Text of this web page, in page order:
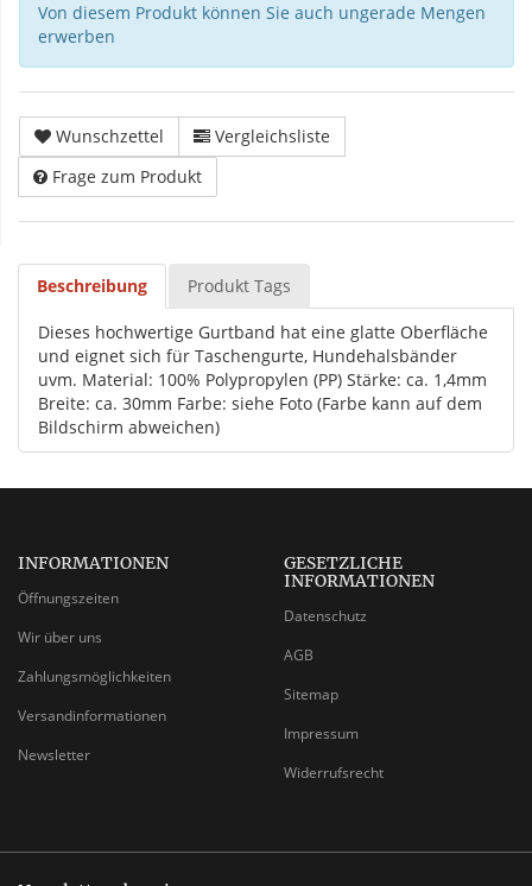
Von diesem Produkt können Sie auch ungerade Mengen
erwerben
Wunschzettel
Vergleichsliste
Frage zum Produkt
Beschreibung Produkt Tags
Dieses hochwertige Gurtband hat eine glatte Oberfläche
und eignet sich für Taschengurte, Hundehalsbänder
uvm. Material: 100% Polypropylen (PP) Stärke: ca. 1,4mm
Breite: ca. 30mm Farbe: siehe Foto (Farbe kann auf dem
Bildschirm abweichen)
INFORMATIONEN
Öffnungszeiten
Wir über uns
Zahlungsmöglichkeiten
Versandinformationen
Newsletter
GESETZLICHE
INFORMATIONEN
Datenschutz
AGB
Sitemap
Impressum
Widerrufsrecht